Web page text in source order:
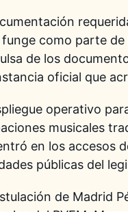
funge como parte
de los
oficial que
operativo
musicales
en los accesos
públicas del
de Madrid